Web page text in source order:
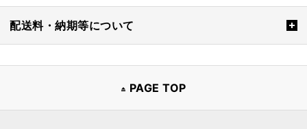
配送料・納期等について
PAGE TOP